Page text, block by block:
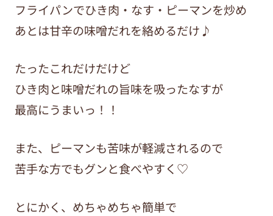
フライパンでひき肉・なす・ピーマンを炒め
あとは甘辛の味噌だれを絡めるだけ♪
たったこれだけだけど
ひき肉と味噌だれの旨味を吸ったなすが
最高にうまいっ！！
また、ピーマンも苦味が軽減されるので
苦手な方でもグンと食べやすく♡
とにかく、めちゃめちゃ簡単で